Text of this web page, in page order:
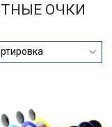
ОЧКИ